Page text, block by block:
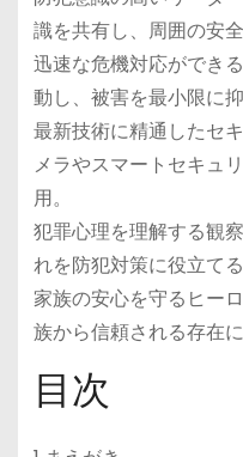
識を共有し、周囲の安全
迅速な危機対応ができ
動し、被害を最小限に
最新技術に精通したセ
メラやスマートセキュ
用。
犯罪心理を理解する観
れを防犯対策に役立てる
家族の安心を守るヒー
族から信頼される存在に
目次